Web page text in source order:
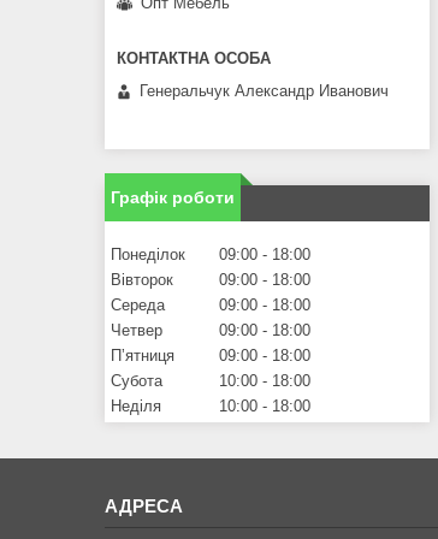
Генеральчук Александр Иванович
Графік роботи
Понеділок 09:00
18:00
Вівторок
09:00
18:00
Середа
09:00
18:00
Четвер
09:00
18:00
Пʼятниця
09:00
18:00
Субота
10:00
18:00
Неділя
10:00 18:00